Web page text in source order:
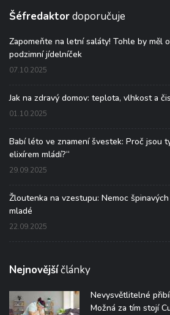
Šéfredaktordoporučuje
Zapomeňte na letní saláty! Tohle by měl
podzimní jídelníček
07.10.2025
Jak na zdravý domov: teplota, vlhkost a
01.10.2025
Babí léto ve znamení švestek: Proč jsou
elixírem mládí?“
29.09.2025
Žloutenka na vzestupu: Nemoc
mladé
22.09.2025
Nejnovějšíčlánky
Nevysvětlitelné
Možná za tím stojí